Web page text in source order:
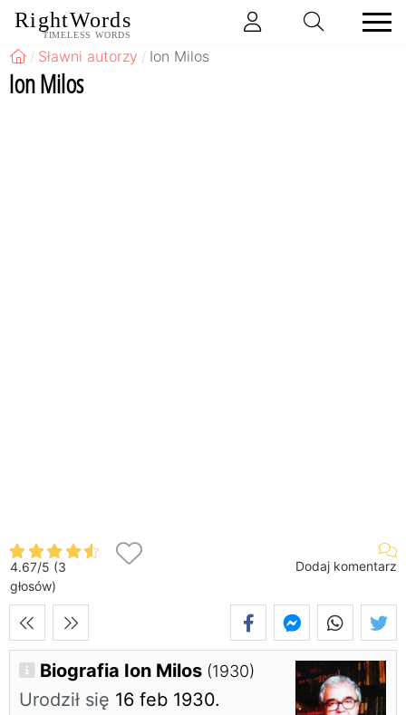
RightWords
TIMELESS WORDS
Sławni autorzy Ion Milos
Ion Milos
4.67/5 (3
głosów)
Dodaj komentarz
Biografia Ion Milos (1930)
Urodził się 16 feb 1930.